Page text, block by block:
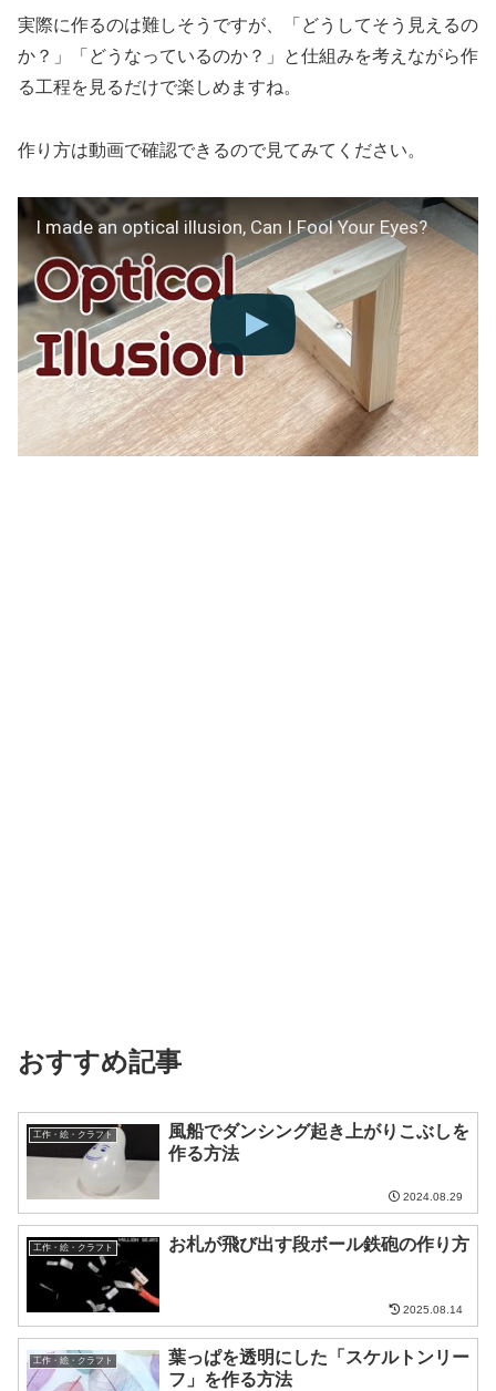
実際に作るのは難しそうですが、「どうしてそう見えるの
か？」「どうなっているのか？」と仕組みを考えながら作
る工程を見るだけで楽しめますね。
作り方は動画で確認できるので見てみてください。
I made an optical illusion, Can I Fool Your Eyes?
おすすめ記事
工作・絵・クラフト
風船でダンシング起き上がりこぶしを
作る方法
2024.08.29
工作・絵・クラフト お札が飛び出す段ボール鉄砲の作り方
2025.08.14
工作・絵・クラフト
葉っぱを透明にした「スケルトンリー
フ」を作る方法